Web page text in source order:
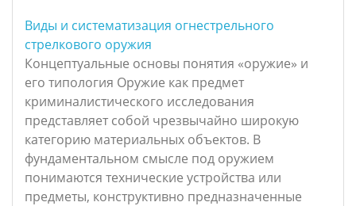
Виды и систематизация огнестрельного
стрелкового оружия
Концептуальные основы понятия «оружие» и
его типология Оружие как предмет
криминалистического исследования
представляет собой чрезвычайно широкую
категорию материальных объектов. В
фундаментальном смысле под оружием
понимаются технические устройства или
предметы, конструктивно предназначенные